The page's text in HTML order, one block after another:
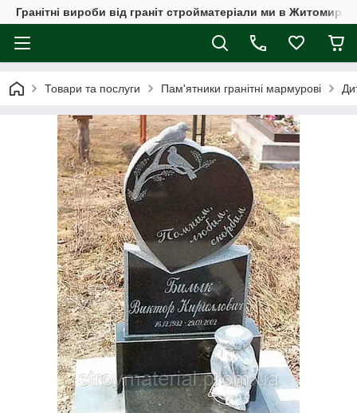
Гранітні вироби від граніт стройматеріали ми в Житомирі,
Товари та послуги Пам'ятники гранітні мармурові